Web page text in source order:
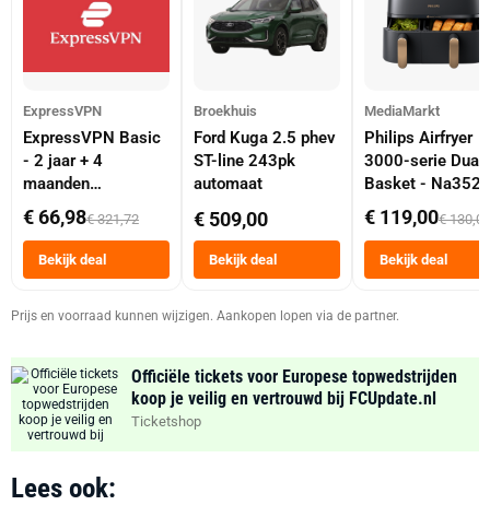
ExpressVPN
ExpressVPN Basic
- 2 jaar + 4
maanden
abonnement
€ 66,98€ 321,72
Bekijk deal
Broekhuis
Ford Kuga 2.5 phev
ST-line 243pk
automaat
€ 509,00
Bekijk deal
MediaMarkt
Philips Airfryer
3000-serie Dual
Basket -
Dubbele Mand 9
Tot 6 Personen
Heteluchtfriteuse
Zwart
€ 119,00€ 130,00
Bekijk deal
Prijs en voorraad kunnen wijzigen. Aankopen lopen via de partner.
Officiële tickets voor Europese topwedstrijden
koop je veilig en vertrouwd bij FCUpdate.nl
Ticketshop
Lees ook: